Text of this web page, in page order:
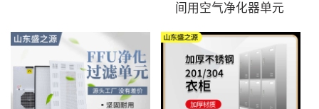
间用空气净化器单元